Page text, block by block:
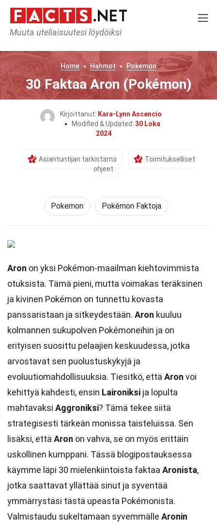
Muuta uteliaisuutesi löydöiksi
Home Hahmot Pokemon
30 Faktaa Aron (Pokémon)
Kirjoittanut: Kara-Lynn Ascencio
Modified & Updated: 30 Loka
2024
Asiantuntijan tarkistama
Toimitukselliset
ohjeet
Pokemon Pokémon Faktoja
Aron on yksi Pokémon-maailman kiehtovimmista
otuksista. Tämä pieni, mutta voimakas teräksinen
ja kivinen Pokémon on tunnettu kovasta
panssaristaan ja sitkeydestään. Aron kuuluu
kolmannen sukupolven Pokémoneihin ja on
erityisen suosittu pelaajien keskuudessa, jotka
arvostavat sen puolustuskykyjä ja
evoluutiomahdollisuuksia. Tiesitkö, että Aron voi
kehittyä kahdesti, ensin Laironiksi ja lopulta
mahtavaksi Aggroniksi? Tämä tekee siitä
strategisesti tärkeän monissa taisteluissa. Sen
lisäksi, että Aron on vahva, se on myös erittäin
uskollinen kumppani. Tässä blogipostauksessa
käymme läpi 30 mielenkiintoista faktaa Aronista,
jotka saattavat yllättää sinut ja syventää
ymmärrystäsi tästä upeasta Pokémonista.
Valmistaudu sukeltamaan syvemmälle Aronin